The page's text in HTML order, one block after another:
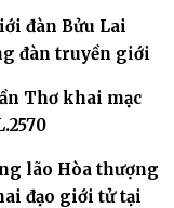
đàn Bửu Lai
đàn truyền giới
Thơ khai mạc
lão Hòa thượng
đạo giới tử tại